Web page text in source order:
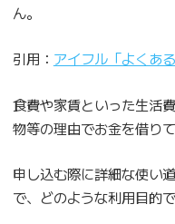
ん。
引用： アイフル「よくあ
食費や家賃といった生活
物等の理由でお金を借り
申し込む際に詳細な使い
で、どのような利用目的